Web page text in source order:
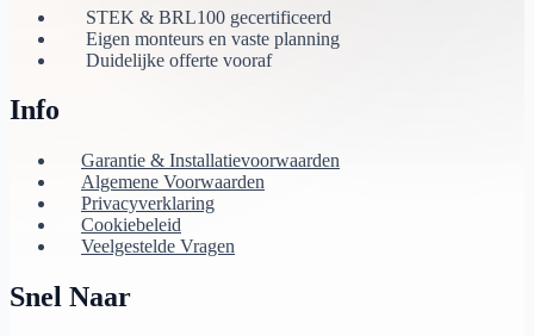
STEK & BRL100 gecertificeerd
Eigen monteurs en vaste planning
Duidelijke offerte vooraf
Info
Garantie & Installatievoorwaarden
Algemene Voorwaarden
Privacyverklaring
Cookiebeleid
Veelgestelde Vragen
Snel Naar